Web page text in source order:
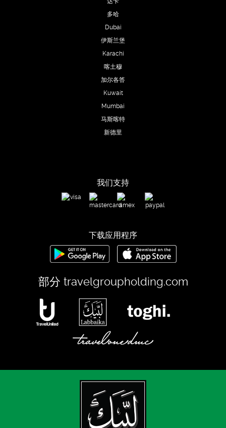
多哈
Dubai
伊斯兰堡
Karachi
喀土穆
加尔各答
Kuwait
Mumbai
马斯喀特
新德里
我们支持
下载应用程序
部分 travelgroupholding.com